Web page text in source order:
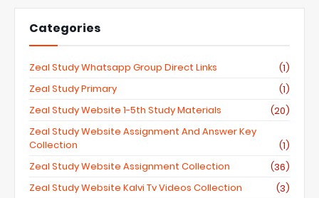
Categories
Zeal Study Whatsapp Group Direct Links
(1)
Zeal Study Primary
(1)
Zeal Study Website 1-5th Study Materials
(20)
Zeal Study Website Assignment And Answer Key
Collection
(1)
Zeal Study Website Assignment Collection
(36)
Zeal Study Website Kalvi Tv Videos Collection
(3)